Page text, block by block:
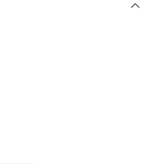
。
後，將跳轉至「AFTEE先享後付」
簡訊。
簡訊中的連結，可透過四大超商／
方視為交易完成。
」之結帳頁面顯示為準，若有關於
關疑問，請聯繫「AFTEE先享後付
免運費
免運費
免運費